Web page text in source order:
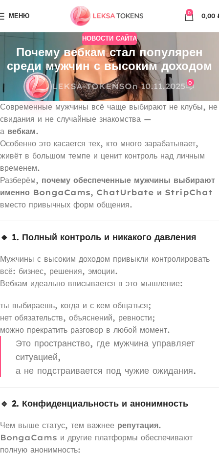
МЕНЮ 0 0,00
НОВОСТИ САЙТА
Почему вебкам стал популярен
среди мужчин с высоким доходом
LEKSA-TOKENSOn 10.11.2025 0
Современные мужчины всё чаще выбирают не клубы, не
свидания и не случайные знакомства —
а вебкам.
Особенно это касается тех, кто много зарабатывает,
живёт в большом темпе и ценит контроль над личным
временем.
Разберём, почему обеспеченные мужчины выбирают
именно BongaCams, ChatUrbate и StripChat
вместо привычных форм общения.
🔹 1. Полный контроль и никакого давления
Мужчины с высоким доходом привыкли контролировать
всё: бизнес, решения, эмоции.
Вебкам идеально вписывается в это мышление:
ты выбираешь, когда и с кем общаться;
нет обязательств, объяснений, ревности;
можно прекратить разговор в любой момент.
Это пространство, где мужчина управляет
ситуацией,
а не подстраивается под чужие ожидания.
🔹 2. Конфиденциальность и анонимность
Чем выше статус, тем важнее репутация.
BongaCams и другие платформы обеспечивают
полную анонимность: